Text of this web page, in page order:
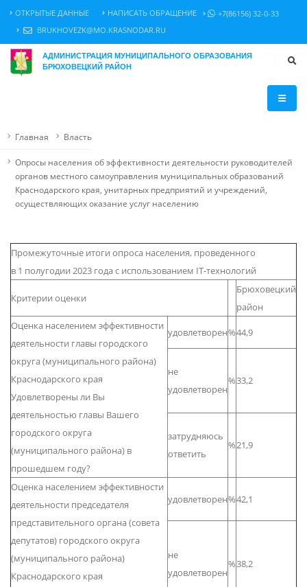
ОТКРЫТЫЕ ДАННЫЕ НАПИСАТЬ ОБРАЩЕНИЕ
+7(86156) 32-0-33
BRUKHOVEZK@MO.KRASNODAR.RU
АДМИНИСТРАЦИЯ МУНИЦИПАЛЬНОГО ОБРАЗОВАНИЯ
БРЮХОВЕЦКИЙ РАЙОН
Главная Власть
Опросы населения об эффективности деятельности руководителей
органов местного самоуправления муниципальных образований
Краснодарского края, унитарных предприятий и учреждений,
осуществляющих оказание услуг населению
Промежуточные итоги опроса населения, проведенного
в 1 полугодии 2023 года с использованием IT-технологий
Критерии оценки
Брюховецкий
район
Оценка населением эффективности
деятельности главы городского
округа (муниципального района)
Краснодарского края
Удовлетворены ли Вы
деятельностью главы Вашего
городского округа
(муниципального района) в
прошедшем году?
удовлетворен%44,9
не
удовлетворен
%33,2
затрудняюсь
ответить
%21,9
Оценка населением эффективности
деятельности председателя
представительного органа (совета
депутатов) городского округа
(муниципального района)
Краснодарского края
удовлетворен%42,1
не
удовлетворен
%38,2